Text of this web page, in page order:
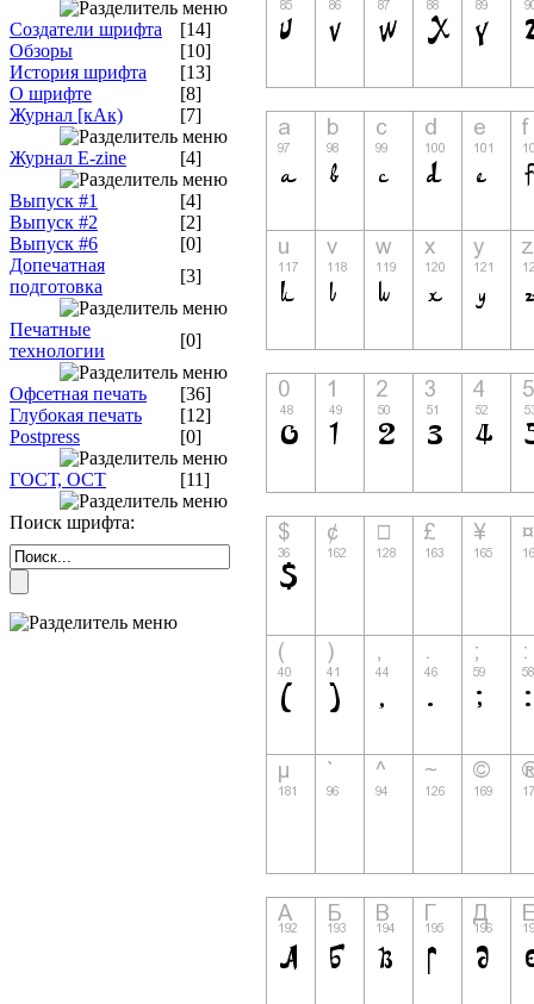
Создатели шрифта
[14]
Обзоры
[10]
История шрифта
[13]
О шрифте
[8]
Журнал [кАк)
[7]
Журнал E-zine [4]
Выпуск #1
[4]
Выпуск #2
[2]
Выпуск #6
[0]
Допечатная
подготовка
[3]
Печатные
технологии
[0]
Офсетная печать
[36]
Глубокая печать
[12]
Postpress
[0]
ГОСТ, ОСТ [11]
Поиск шрифта: